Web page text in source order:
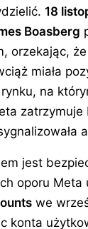
18
Boasberg
orzekając, że
miała
na
zatrzymuje
jest
oporu Meta
we
konta